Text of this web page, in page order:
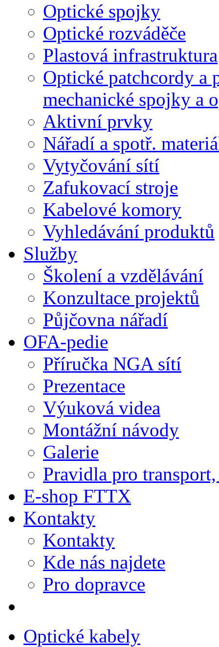
Optické spojky
Optické rozváděče
Plastová infrastruktura
Optické patchcordy a
mechanické spojky a
Aktivní prvky
Nářadí a spotř.
Vytyčování sítí
Zafukovací stroje
Kabelové komory
Vyhledávání produktů
Služby
Školení a vzdělávání
Konzultace projektů
Půjčovna nářadí
OFA-pedie
Příručka NGA sítí
Prezentace
Výuková videa
Montážní návody
Galerie
Pravidla pro
E-shop FTTX
Kontakty
Kontakty
Kde nás najdete
Pro dopravce
Optické kabely